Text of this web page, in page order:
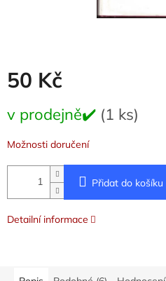
50 Kč
cena:
v prodejně✔️ (1 ks)
Možnosti doručení
Přidat do košíku
Detailní informace